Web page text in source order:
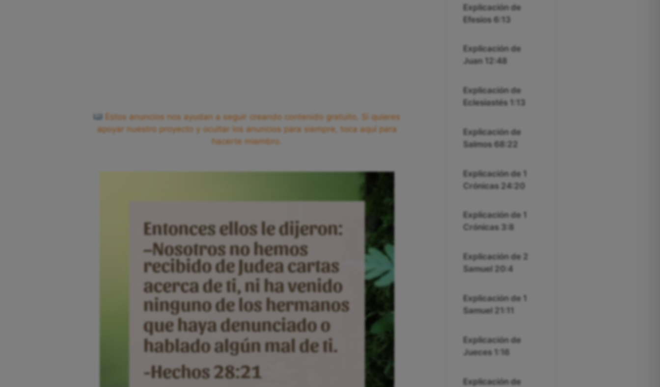
Estos anuncios nos ayudan a seguir creando contenido gratuito. Si quieres
apoyar nuestro proyecto y ocultar los anuncios para siempre, toca aquí para
hacerte miembro.
Explicación de
Efesios 6:13
Explicación de
Juan 12:48
Explicación de
Eclesiastés 1:13
Explicación de
Salmos 68:22
Explicación de 1
Crónicas 24:20
Explicación de 1
Crónicas 3:8
Explicación de 2
Samuel 20:4
Explicación de 1
Samuel 21:11
Explicación de
Jueces 1:16
Explicación de